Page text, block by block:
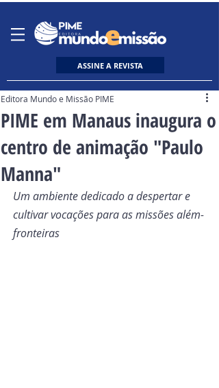
ASSINE A REVISTA
PIME em Manaus inaugura o
centro de animação "Paulo
Manna"
Editora Mundo e Missão PIME
Um ambiente dedicado a despertar e
cultivar vocações para as missões além-
fronteiras